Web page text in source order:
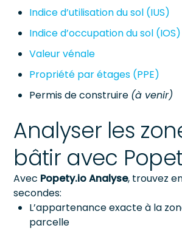
Indice d’utilisation du sol (IUS)
Indice d’occupation du sol (IOS)
Valeur vénale
Propriété par étages (PPE)
Permis de construire (à venir)
Analyser les
bâtir avec
Avec Popety.io Analyse, trouvez
secondes:
L’appartenance exacte à la
parcelle